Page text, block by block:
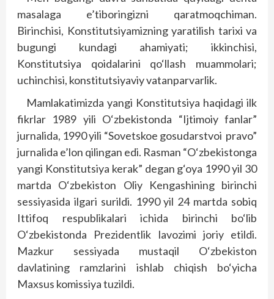
masalaga e’tiboringizni qaratmoqchiman.
Birinchisi, Konstitutsiyamizning yaratilish tarixi va
bugungi kundagi ahamiyati; ikkinchisi,
Konstitutsiya qoidalarini qo‘llash muammolari;
uchinchisi, konstitutsiyaviy vatanparvarlik.
Mamlakatimizda yangi Konstitutsiya haqidagi ilk
fikrlar 1989 yili O‘zbekistonda “Ijtimoiy fanlar”
jurnalida, 1990 yili “Sovetskoe gosudarstvoi pravo”
jurnalida e’lon qilingan edi. Rasman “O‘zbekistonga
yangi Konstitutsiya kerak” degan g‘oya 1990 yil 30
martda O‘zbekiston Oliy Kengashining birinchi
sessiyasida ilgari surildi. 1990 yil 24 martda sobiq
Ittifoq respublikalari ichida birinchi bo‘lib
O‘zbekistonda Prezidentlik lavozimi joriy etildi.
Mazkur sessiyada mustaqil O‘zbekiston
davlatining ramzlarini ishlab chiqish bo‘yicha
Maxsus komissiya tuzildi.